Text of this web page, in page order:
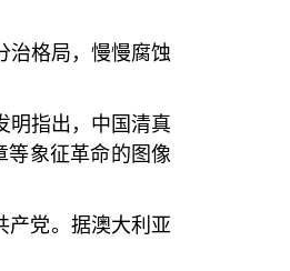
治格局，慢慢腐蚀
明指出，中国清真
等象征革命的图像
产党。据澳大利亚